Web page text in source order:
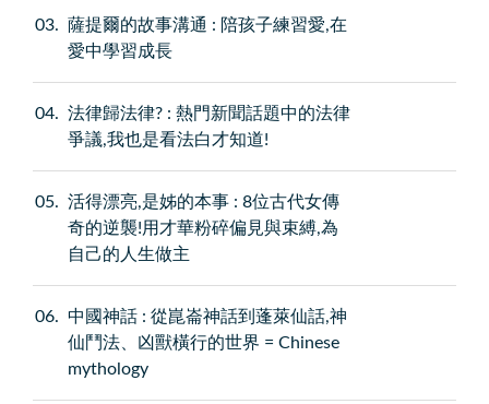
03
薩提爾的故事溝通 : 陪孩子練習愛,在
愛中學習成長
04
法律歸法律? : 熱門新聞話題中的法律
爭議,我也是看法白才知道!
05
活得漂亮,是姊的本事 : 8位古代女傳
奇的逆襲!用才華粉碎偏見與束縛,為
自己的人生做主
06
中國神話 : 從崑崙神話到蓬萊仙話,神
仙鬥法、凶獸橫行的世界 = Chinese
mythology